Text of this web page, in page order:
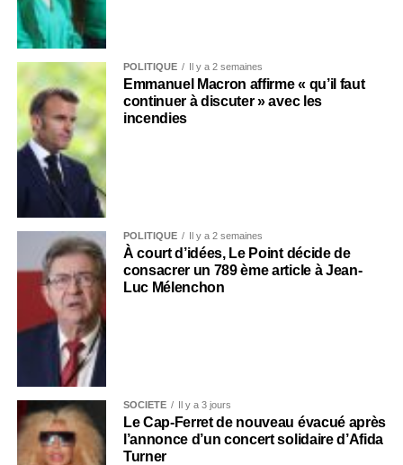
POLITIQUE Il y a 2 semaines
Emmanuel Macron affirme « qu’il faut
continuer à discuter » avec les
incendies
POLITIQUE Il y a 2 semaines
À court d’idées, Le Point décide de
consacrer un 789 ème article à Jean-
Luc Mélenchon
SOCIÉTÉ Il y a 3 jours
Le Cap-Ferret de nouveau évacué après
l’annonce d’un concert solidaire d’Afida
Turner